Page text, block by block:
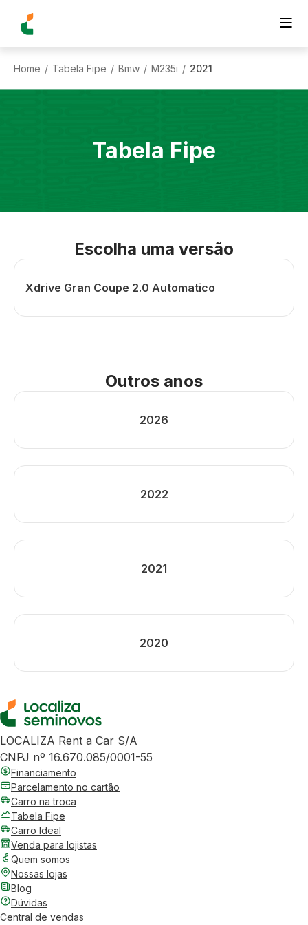
Home / Tabela Fipe / Bmw / M235i / 2021
Tabela Fipe
Escolha uma versão
Xdrive Gran Coupe 2.0 Automatico
Outros anos
2026
2022
2021
2020
LOCALIZA Rent a Car S/A
CNPJ nº 16.670.085/0001-55
Financiamento
Parcelamento no cartão
Carro na troca
Tabela Fipe
Carro Ideal
Venda para lojistas
Quem somos
Nossas lojas
Blog
Dúvidas
Central de vendas